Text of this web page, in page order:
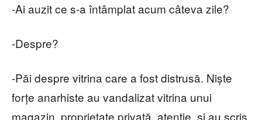
-Ai auzit ce s-a întâmplat acum câteva zile?
-Despre?
-Păi despre vitrina care a fost distrusă. Niște
forțe anarhiste au vandalizat vitrina unui
magazin, proprietate privată, atenție, și au scris